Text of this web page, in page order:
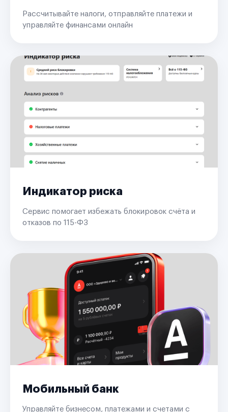
Рассчитывайте налоги, отправляйте платежи и
управляйте финансами онлайн
Индикатор риска
Сервис помогает избежать блокировок счёта и
отказов по 115-ФЗ
Мобильный банк
Управляйте бизнесом, платежами и счетами с